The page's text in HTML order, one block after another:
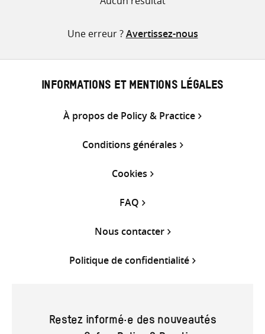
Une erreur ?Avertissez-nous
INFORMATIONS ET MENTIONS LÉGALES
À propos de Policy & Practice
Conditions générales
Cookies
FAQ
Nous contacter
Politique de confidentialité
Restez informé·e des nouveautés